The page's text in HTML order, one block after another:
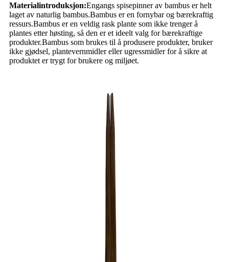
Materialintroduksjon:Engangs spisepinner av bambus er helt
laget av naturlig bambus.Bambus er en fornybar og bærekraftig
ressurs.Bambus er en veldig rask plante som ikke trenger å
plantes etter høsting, så den er et ideelt valg for bærekraftige
produkter.Bambus som brukes til å produsere produkter, bruker
ikke gjødsel, plantevernmidler eller ugressmidler for å sikre at
produktet er trygt for brukere og miljøet.